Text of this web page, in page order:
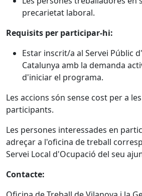
precarietat laboral.
Requisits per participar-hi:
Estar inscrit/a al Servei Públic
Catalunya amb la demanda
d'iniciar el programa.
Les accions són sense cost per a
participants.
Les persones interessades en
adreçar a l'oficina de treball
Servei Local d'Ocupació del seu
Contacte: